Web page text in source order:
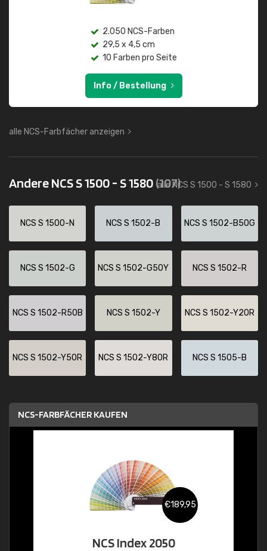
2.050 NCS-Farben
29,5 x 4,5 cm
10 Farben pro Seite
Info / Bestellung
alle NCS-Farbfächer anzeigen
Andere NCS S 1500 - S 1580(107)
alle NCS S 1500 - S 1580
NCS S 1500-N NCS S 1502-B NCS S 1502-B50G
NCS S 1502-G NCS S 1502-G50Y NCS S 1502-R
NCS S 1502-R50B NCS S 1502-Y NCS S 1502-Y20R
NCS S 1502-Y50R NCS S 1502-Y80R NCS S 1505-B
NCS-FARBFÄCHER KAUFEN
€189,95
NCS Index 2050